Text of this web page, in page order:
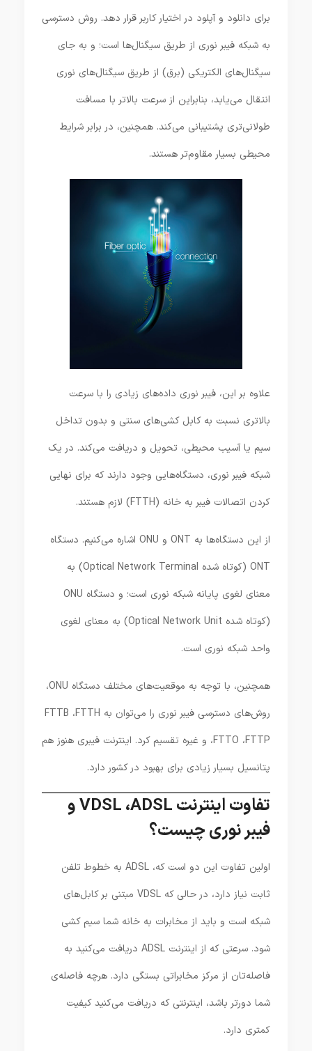
برای دانلود و آپلود در اختیار کاربر قرار دهد. روش دسترسی
به شبکه فیبر نوری از طریق سیگنال‌ها است؛ و به جای
سیگنال‌های الکتریکی (برق) از طریق سیگنال‌های نوری
انتقال می‌یابد، بنابراین از سرعت بالاتر با مسافت
طولانی‌تری پشتیبانی می‌کند. همچنین، در برابر شرایط
محیطی بسیار مقاوم‌تر هستند.
علاوه بر این، فیبر نوری داده‌های زیادی را با سرعت
بالاتری نسبت به کابل کشی‌های سنتی و بدون تداخل
سیم یا آسیب محیطی، تحویل و دریافت می‌کند. در یک
شبکه فیبر نوری، دستگاه‌هایی وجود دارند که برای نهایی
کردن اتصالات فیبر به خانه (FTTH) لازم هستند.
از این دستگاه‌ها به ONT و ONU اشاره می‌کنیم. دستگاه‌
ONT (کوتاه شده Optical Network Terminal) به
معنای لغوی پایانه شبکه نوری است؛ و دستگاه‌ ONU
(کوتاه شده Optical Network Unit) به معنای لغوی
واحد شبکه نوری است.
همچنین، با توجه به موقعیت‌های مختلف دستگاه ONU،
روش‌های دسترسی فیبر نوری را می‌توان به FTTB ،FTTH
،FTTO ،FTTP و غیره تقسیم کرد. اینترنت فیبری هنوز هم
پتانسیل بسیار زیادی برای بهبود در کشور دارد.
تفاوت اینترنت VDSL ،ADSL و
فیبر نوری چیست؟
اولین تفاوت این دو است که، ADSL به خطوط تلفن
ثابت نیاز دارد، در حالی که VDSL مبتنی بر کابل‌های
شبکه است و باید از مخابرات به خانه شما سیم کشی
شود. سرعتی که از اینترنت ADSL دریافت می‌کنید به
فاصله‌تان از مرکز مخابراتی بستگی دارد. هرچه فاصله‌ی
شما دورتر باشد، اینترنتی که دریافت می‌کنید کیفیت
کمتری دارد.